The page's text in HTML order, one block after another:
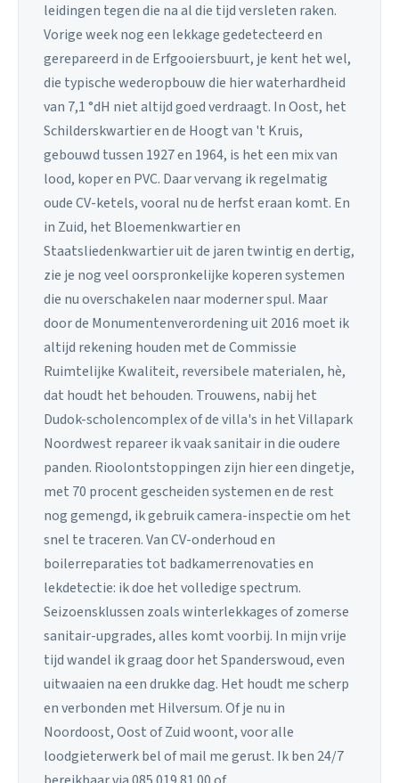
leidingen tegen die na al die tijd versleten raken.
Vorige week nog een lekkage gedetecteerd en
gerepareerd in de Erfgooiersbuurt, je kent het wel,
die typische wederopbouw die hier waterhardheid
van 7,1 °dH niet altijd goed verdraagt. In Oost, het
Schilderskwartier en de Hoogt van 't Kruis,
gebouwd tussen 1927 en 1964, is het een mix van
lood, koper en PVC. Daar vervang ik regelmatig
oude CV-ketels, vooral nu de herfst eraan komt. En
in Zuid, het Bloemenkwartier en
Staatsliedenkwartier uit de jaren twintig en dertig,
zie je nog veel oorspronkelijke koperen systemen
die nu overschakelen naar moderner spul. Maar
door de Monumentenverordening uit 2016 moet ik
altijd rekening houden met de Commissie
Ruimtelijke Kwaliteit, reversibele materialen, hè,
dat houdt het behouden. Trouwens, nabij het
Dudok-scholencomplex of de villa's in het Villapark
Noordwest repareer ik vaak sanitair in die oudere
panden. Rioolontstoppingen zijn hier een dingetje,
met 70 procent gescheiden systemen en de rest
nog gemengd, ik gebruik camera-inspectie om het
snel te traceren. Van CV-onderhoud en
boilerreparaties tot badkamerrenovaties en
lekdetectie: ik doe het volledige spectrum.
Seizoensklussen zoals winterlekkages of zomerse
sanitair-upgrades, alles komt voorbij. In mijn vrije
tijd wandel ik graag door het Spanderswoud, even
uitwaaien na een drukke dag. Het houdt me scherp
en verbonden met Hilversum. Of je nu in
Noordoost, Oost of Zuid woont, voor alle
loodgieterwerk bel of mail me gerust. Ik ben 24/7